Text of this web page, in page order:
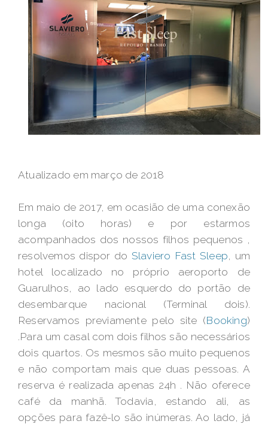
Atualizado em março de 2018
Em maio de 2017, em ocasião de uma conexão
longa (oito horas) e por estarmos
acompanhados dos nossos filhos pequenos ,
resolvemos dispor do Slaviero Fast Sleep, um
hotel localizado no próprio aeroporto de
Guarulhos, ao lado esquerdo do portão de
desembarque nacional (Terminal dois).
Reservamos previamente pelo site (Booking)
.Para um casal com dois filhos são necessários
dois quartos. Os mesmos são muito pequenos
e não comportam mais que duas pessoas. A
reserva é realizada apenas 24h . Não oferece
café da manhã. Todavia, estando ali, as
opções para fazê-lo são inúmeras. Ao lado, já